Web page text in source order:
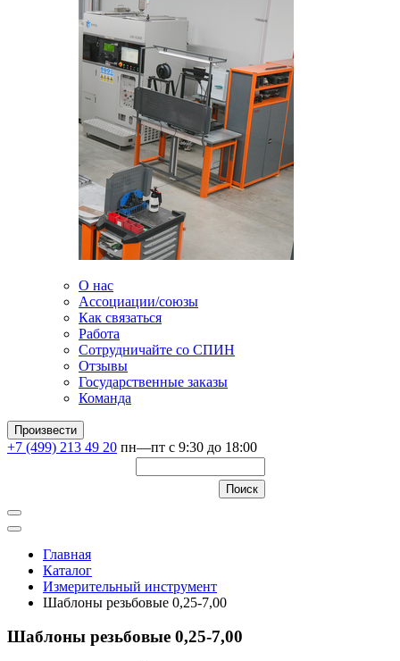
О нас
Ассоциации/союзы
Как связаться
Работа
Сотрудничайте со СПИН
Отзывы
Государственные заказы
Команда
Произвести
+7 (499) 213 49 20 пн—пт с 9:30 до 18:00
Главная
Каталог
Измерительный инструмент
Шаблоны резьбовые 0,25-7,00
Шаблоны резьбовые 0,25-7,00